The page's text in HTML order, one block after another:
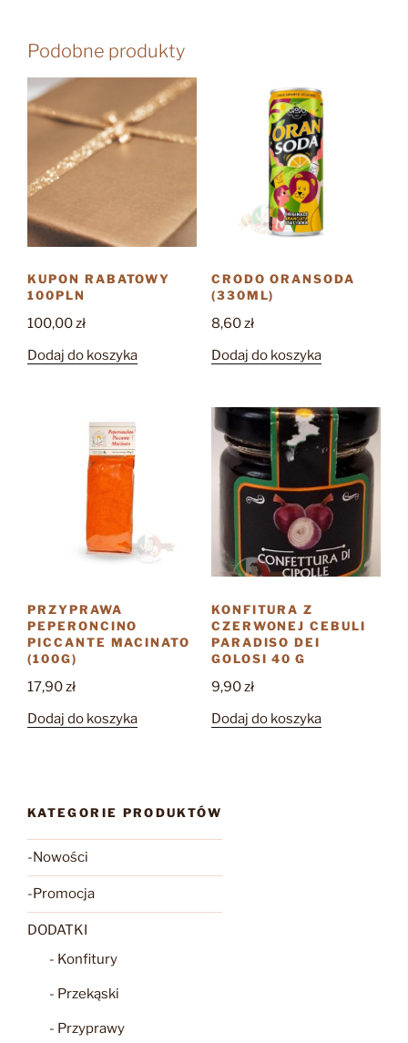
Podobne produkty
KUPON RABATOWY
100PLN
100,00zł
Dodaj do koszyka
CRODO ORANSODA
(330ML)
8,60zł
Dodaj do koszyka
PRZYPRAWA
PEPERONCINO
PICCANTE MACINATO
(100G)
17,90zł
Dodaj do koszyka
KONFITURA Z
CZERWONEJ CEBULI
PARADISO DEI
GOLOSI 40 G
9,90zł
Dodaj do koszyka
KATEGORIE PRODUKTÓW
-Nowości
-Promocja
DODATKI
- Konfitury
- Przekąski
- Przyprawy